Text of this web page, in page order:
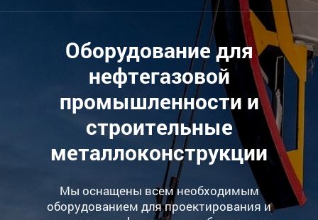
Оборудование для
нефтегазовой
промышленности и
строительные
металлоконструкции
Мы оснащены всем необходимым
оборудованием для проектирования и